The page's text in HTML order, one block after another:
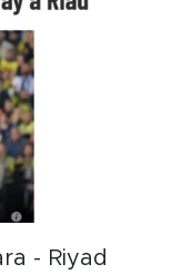
- Riyad